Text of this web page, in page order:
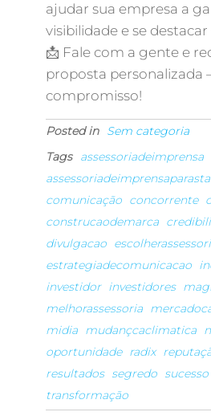
ajudar sua empresa a
visibilidade e se
📩 Fale com a gente e
proposta personalizada
compromisso!
Posted in
Sem categoria
Tags
assessoriadeimprensa
comunicação concorrente
construcaodemarca
divulgacao
estrategiadecomunicacao
investidor investidores
melhorassessoria
midia mudançcaclimatica
oportunidade radix
resultados segredo sucesso
transformação